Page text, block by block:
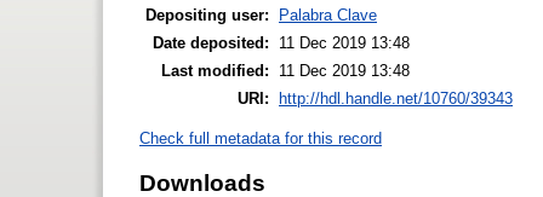
Depositing user:
Palabra Clave
Date deposited:
11 Dec 2019 13:48
Last modified:
11 Dec 2019 13:48
URI:
http://hdl.handle.net/10760/39343
Check full metadata for this record
Downloads